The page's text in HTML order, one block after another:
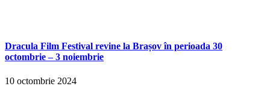
Dracula Film Festival revine la Brașov în perioada 30
octombrie – 3 noiembrie
10 octombrie 2024